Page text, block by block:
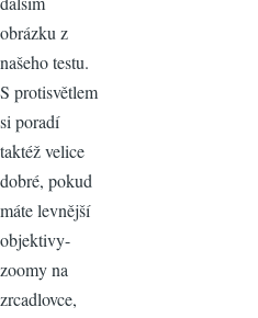
obrázku z
našeho testu.
S protisvětlem
si poradí
taktéž velice
dobré, pokud
máte levnější
objektivy-
zoomy na
zrcadlovce,